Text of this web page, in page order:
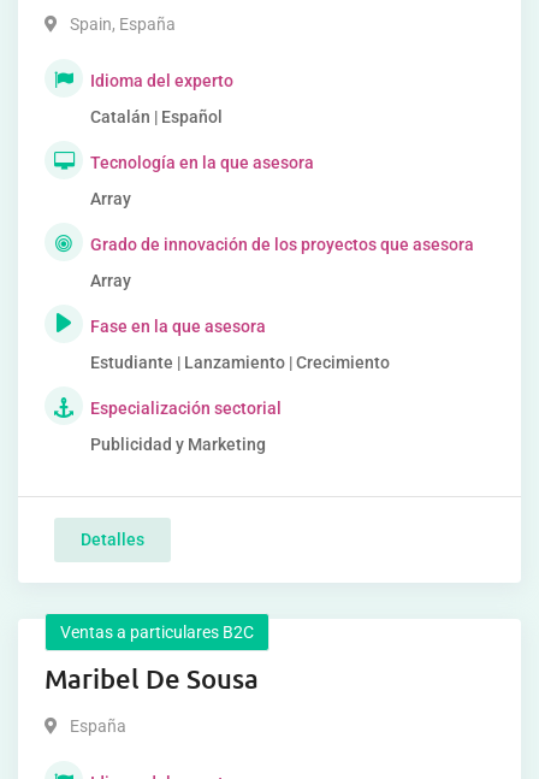
Spain, España
Idioma del experto
Catalán | Español
Tecnología en la que asesora
Array
Grado de innovación de los proyectos que asesora
Array
Fase en la que asesora
Estudiante | Lanzamiento | Crecimiento
Especialización sectorial
Publicidad y Marketing
Detalles
Ventas a particulares B2C
Maribel De Sousa
España